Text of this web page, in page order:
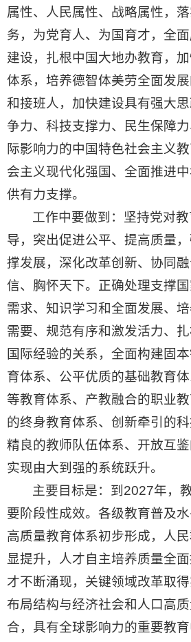
属性、人民属性、战略属性，
务，为党育人、为国育才，全
建设，扎根中国大地办教育，
体系，培养德智体美劳全面发
和接班人，加快建设具有强大
争力、科技支撑力、民生保障
际影响力的中国特色社会主义
会主义现代化强国、全面推进
供有力支撑。
工作中要做到：坚持党对
导，突出促进公平、提高质量
撑发展，深化改革创新、协同
信、胸怀天下。正确处理支撑
需求、知识学习和全面发展、
需要、规范有序和激发活力、
国际经验的关系，全面构建固
育体系、公平优质的基础教育
等教育体系、产教融合的职业
的终身教育体系、创新牵引的
精良的教师队伍体系、开放互鉴
实现由大到强的系统跃升。
主要目标是：到2027年，
要阶段性成效。各级教育普及水
高质量教育体系初步形成，人
显提升，人才自主培养质量全
才不断涌现，关键领域改革取
布局结构与经济社会和人口高
合，具有全球影响力的重要教